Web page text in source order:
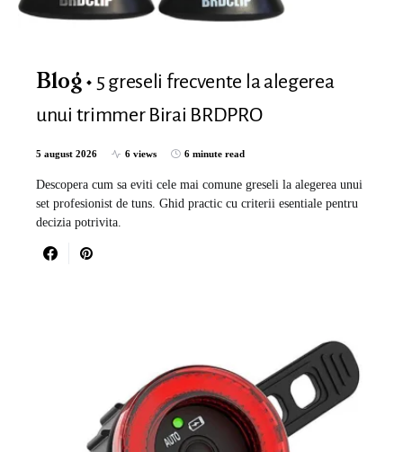
Blog
5 greseli frecvente la alegerea
unui trimmer Birai BRDPRO
5 august 2026 6 views 6 minute read
Descopera cum sa eviti cele mai comune greseli la alegerea unui
set profesionist de tuns. Ghid practic cu criterii esentiale pentru
decizia potrivita.